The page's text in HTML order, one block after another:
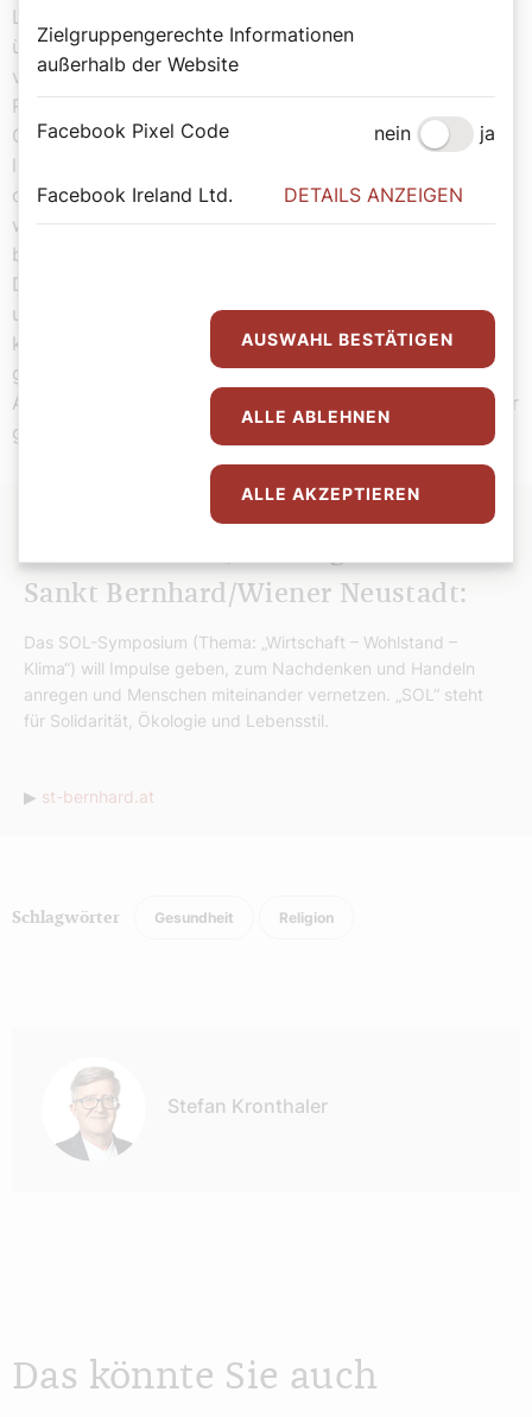
Loslassen-Können lässt sich einüben – bei jedem Kauf
überlegen: Brauche ich das wirklich? Es gibt natürlich
viele Einflüsterungen durch Werbung, die im digitalen
Raum noch gezielter auf uns einströmt. Wir wissen im
Grunde, dass sich Erlebnisse und Glück nicht kaufen
lassen, sondern selbst geschaffen werden müssen. In
der Suffizienzforschung gibt es den Satz: „Frei ist nicht,
wer möglichst viel hat, sondern wer möglichst wenig
braucht.“ Ich romantisiere das nicht und der Kauf von
Dingen kann auch das Leben bereichern. Es geht aber
um langlebige Dinge, mit denen wir uns befreunden
können. Ich nenne immer vier Währungen, die wir für ein
gutes Leben brauchen: Geld, Zeit, Sinn und Gemeinsinn.
Alle vier müssen fair verteilt sein, dann leben wir in einer
guten Gesellschaft.
Sankt Bernhard/Wiener Neustadt:
Das SOL-Symposium (Thema: „Wirtschaft – Wohlstand –
Klima“) will Impulse geben, zum Nachdenken und Handeln
anregen und Menschen miteinander vernetzen. „SOL“ steht
für Solidarität, Ökologie und Lebensstil.
▶ st-bernhard.at
Schlagwörter Gesundheit Religion
Stefan Kronthaler
Das könnte Sie auch
Zielgruppengerechte Informationen
außerhalb der Website
Facebook Pixel Code nein ja
Facebook Ireland Ltd. DETAILS ANZEIGEN
AUSWAHL BESTÄTIGEN
ALLE ABLEHNEN
ALLE AKZEPTIEREN